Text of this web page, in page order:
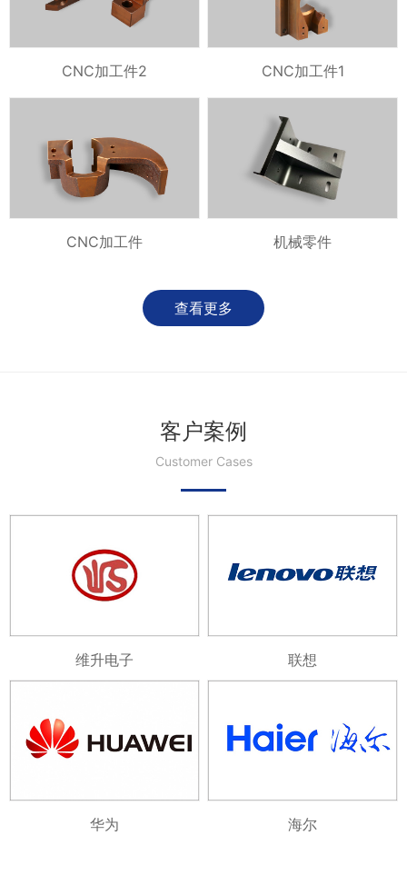
CNC加工件2 CNC加工件1
CNC加工件 机械零件
查看更多
客户案例
Customer Cases
维升电子 联想
华为 海尔